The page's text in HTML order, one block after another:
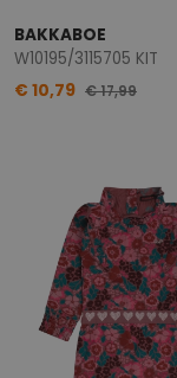
BAKKABOE
W10195/3115705 KIT
€ 10,79 € 17,99